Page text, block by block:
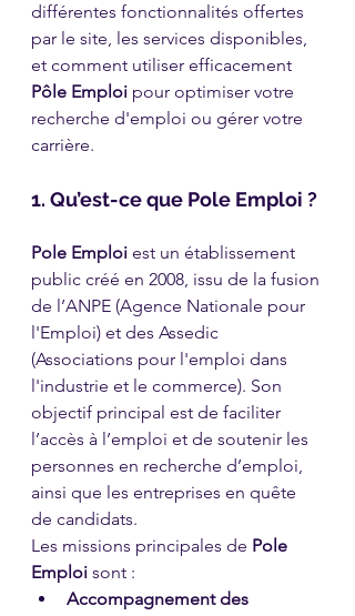
différentes fonctionnalités offertes
par le site, les services disponibles,
et comment utiliser efficacement
Pôle Emploi pour optimiser votre
recherche d'emploi ou gérer votre
carrière.
1. Qu’est-ce que Pole Emploi ?
Pole Emploi est un établissement
public créé en 2008, issu de la fusion
de l’ANPE (Agence Nationale pour
l'Emploi) et des Assedic
(Associations pour l'emploi dans
l'industrie et le commerce). Son
objectif principal est de faciliter
l’accès à l’emploi et de soutenir les
personnes en recherche d’emploi,
ainsi que les entreprises en quête
de candidats.
Les missions principales de Pole
Emploi sont :
Accompagnement des